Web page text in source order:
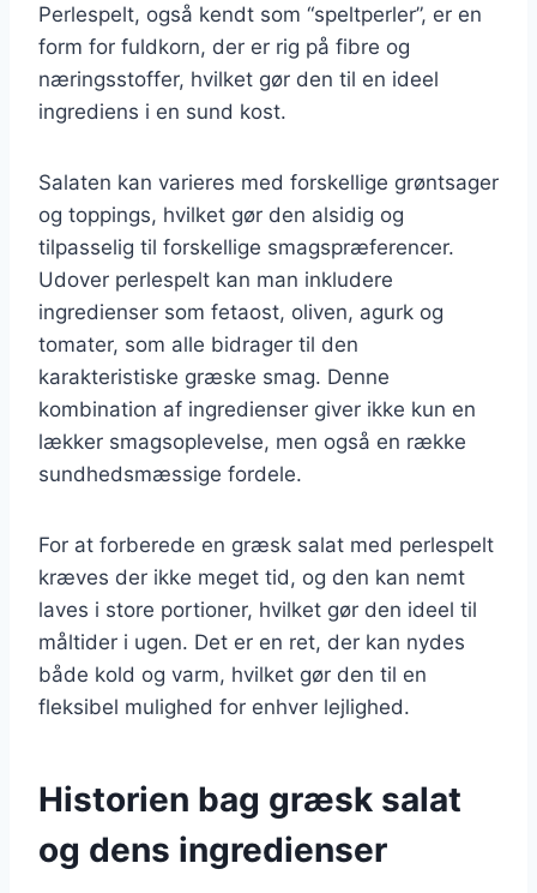
Perlespelt, også kendt som “speltperler”, er en
form for fuldkorn, der er rig på fibre og
næringsstoffer, hvilket gør den til en ideel
ingrediens i en sund kost.
Salaten kan varieres med forskellige grøntsager
og toppings, hvilket gør den alsidig og
tilpasselig til forskellige smagspræferencer.
Udover perlespelt kan man inkludere
ingredienser som fetaost, oliven, agurk og
tomater, som alle bidrager til den
karakteristiske græske smag. Denne
kombination af ingredienser giver ikke kun en
lækker smagsoplevelse, men også en række
sundhedsmæssige fordele.
For at forberede en græsk salat med perlespelt
kræves der ikke meget tid, og den kan nemt
laves i store portioner, hvilket gør den ideel til
måltider i ugen. Det er en ret, der kan nydes
både kold og varm, hvilket gør den til en
fleksibel mulighed for enhver lejlighed.
Historien bag græsk salat
og dens ingredienser